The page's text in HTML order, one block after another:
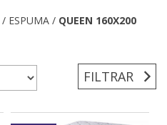
/ ESPUMA / QUEEN 160X200
FILTRAR